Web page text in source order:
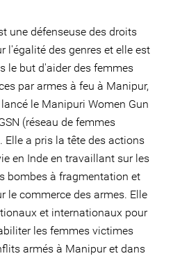
une défenseuse des droits
l'égalité des genres et elle est
le but d'aider des femmes
par armes à feu à Manipur,
le Manipuri Women Gun
(réseau de femmes
Elle a pris la tête des actions
en Inde en travaillant sur les
bombes à fragmentation et
le commerce des armes. Elle
et internationaux pour
les femmes victimes
armés à Manipur et dans